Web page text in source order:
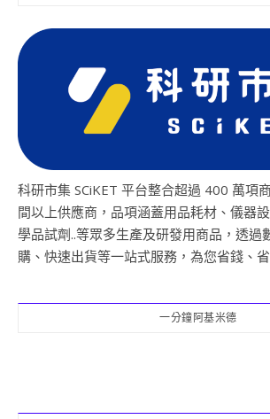
科研市集 SCiKET 平台整合超過 400 萬項
間以上供應商，品項涵蓋用品耗材、儀器
學品試劑..等眾多生產及研發用商品，透過
購、快速出貨等一站式服務，為您省錢、省
一分鐘阿基米德